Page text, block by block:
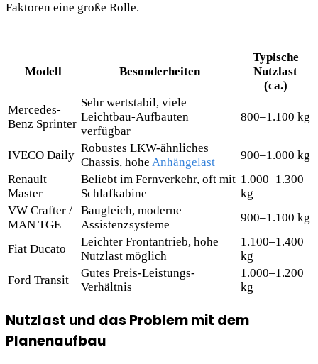
Faktoren eine große Rolle.
Modell Besonderheiten
Typische
Nutzlast
(ca.)
Mercedes-
Benz Sprinter
Sehr wertstabil, viele
Leichtbau-Aufbauten
verfügbar
800–1.100 kg
IVECO Daily
Robustes LKW-ähnliches
Chassis, hohe Anhängelast
900–1.000 kg
Renault
Master
Beliebt im Fernverkehr, oft mit
Schlafkabine
1.000–1.300
kg
VW Crafter /
MAN TGE
Baugleich, moderne
Assistenzsysteme
900–1.100 kg
Fiat Ducato
Leichter Frontantrieb, hohe
Nutzlast möglich
1.100–1.400
kg
Ford Transit
Gutes Preis-Leistungs-
Verhältnis
1.000–1.200
kg
Nutzlast und das Problem mit dem
Planenaufbau